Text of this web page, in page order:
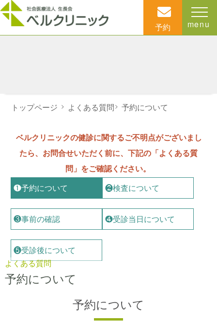
予約 menu
よくある質問
予約について
トップページ > よくある質問> 予約について
ベルクリニックの健診に関するご不明点がございまし
たら、お問合せいただく前に、下記の「よくある質
問」をご確認ください。
❶予約について
❷検査について
❸事前の確認 ❹受診当日について
❺受診後について
予約について